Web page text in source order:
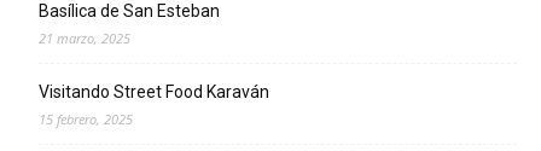
Basílica de San Esteban
21 marzo, 2025
Visitando Street Food Karaván
15 febrero, 2025